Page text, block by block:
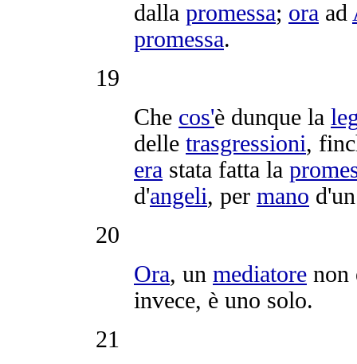
dalla promessa; ora ad
promessa.
19
Che cos'è dunque la
delle trasgressioni,
era stata fatta la
d'angeli, per mano
20
Ora, un mediatore
invece, è uno solo.
21